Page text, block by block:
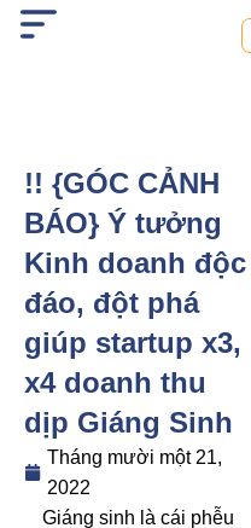
Nhảy
tới
!! {GÓC CẢNH
BÁO} Ý tưởng
Kinh doanh độc
đáo, đột phá
giúp startup x3,
x4 doanh thu
dịp Giáng Sinh
Tháng mười một 21,
2022
Giáng sinh là cái phễu